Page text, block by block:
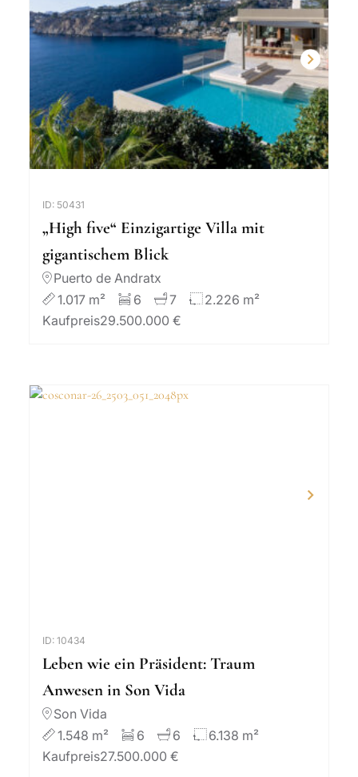
ID: 50431
„High five“ Einzigartige Villa mit
gigantischem Blick
Puerto de Andratx
1.017 m²
6 7
2.226 m²
Kaufpreis29.500.000 €
ID: 10434
Leben wie ein Präsident: Traum
Anwesen in Son Vida
Son Vida
1.548 m²
6 6
6.138 m²
Kaufpreis27.500.000 €